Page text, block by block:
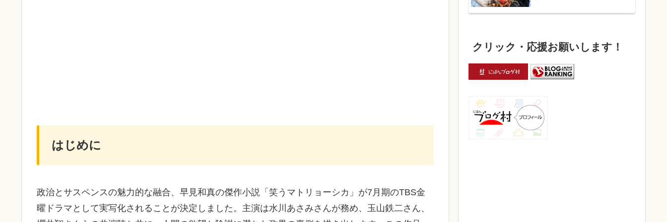
はじめに
政治とサスペンスの魅力的な融合、早見和真の傑作小説「笑うマトリョーシカ」が7月期のTBS金
曜ドラマとして実写化されることが決定しました。主演は水川あさみさんが務め、玉山鉄二さん、
クリック・応援お願いします！